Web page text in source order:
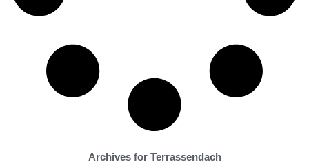
Archives for Terrassendach